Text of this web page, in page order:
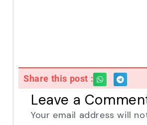
Share this post :
Leave a
Your email address will